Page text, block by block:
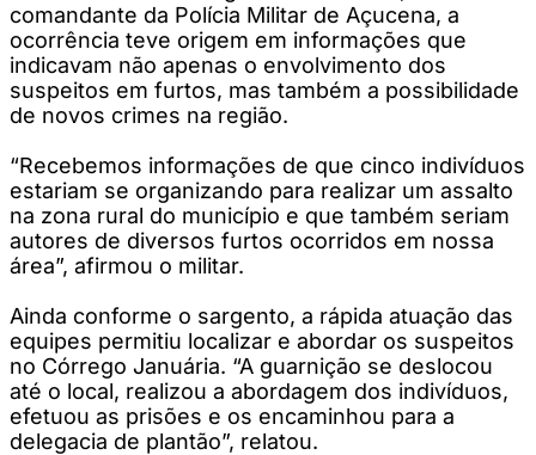
comandante da Polícia Militar de Açucena, a
ocorrência teve origem em informações que
indicavam não apenas o envolvimento dos
suspeitos em furtos, mas também a possibilidade
de novos crimes na região.
“Recebemos informações de que cinco indivíduos
estariam se organizando para realizar um assalto
na zona rural do município e que também seriam
autores de diversos furtos ocorridos em nossa
área”, afirmou o militar.
Ainda conforme o sargento, a rápida atuação das
equipes permitiu localizar e abordar os suspeitos
no Córrego Januária. “A guarnição se deslocou
até o local, realizou a abordagem dos indivíduos,
efetuou as prisões e os encaminhou para a
delegacia de plantão”, relatou.